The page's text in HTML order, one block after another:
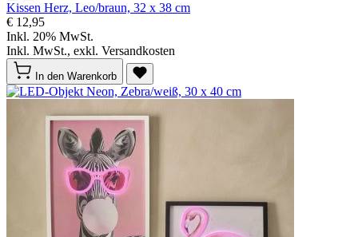
Kissen Herz, Leo/braun, 32 x 38 cm
€ 12,95
Inkl. 20% MwSt.
Inkl. MwSt., exkl. Versandkosten
In den Warenkorb